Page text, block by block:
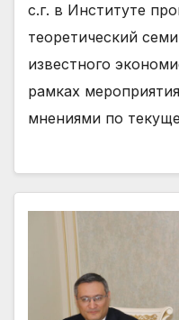
с.г. в Институте
теоретический
известного
рамках
мнениями по